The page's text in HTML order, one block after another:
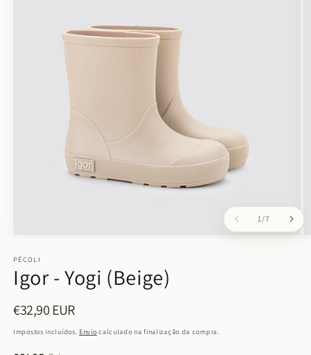
Abrir
multimédia
1
em
modal
1/de
7
PÉCOLI
Igor - Yogi (Beige)
Preço
normal
€32,90 EUR
Impostos incluídos. Envio calculado na finalização da compra.